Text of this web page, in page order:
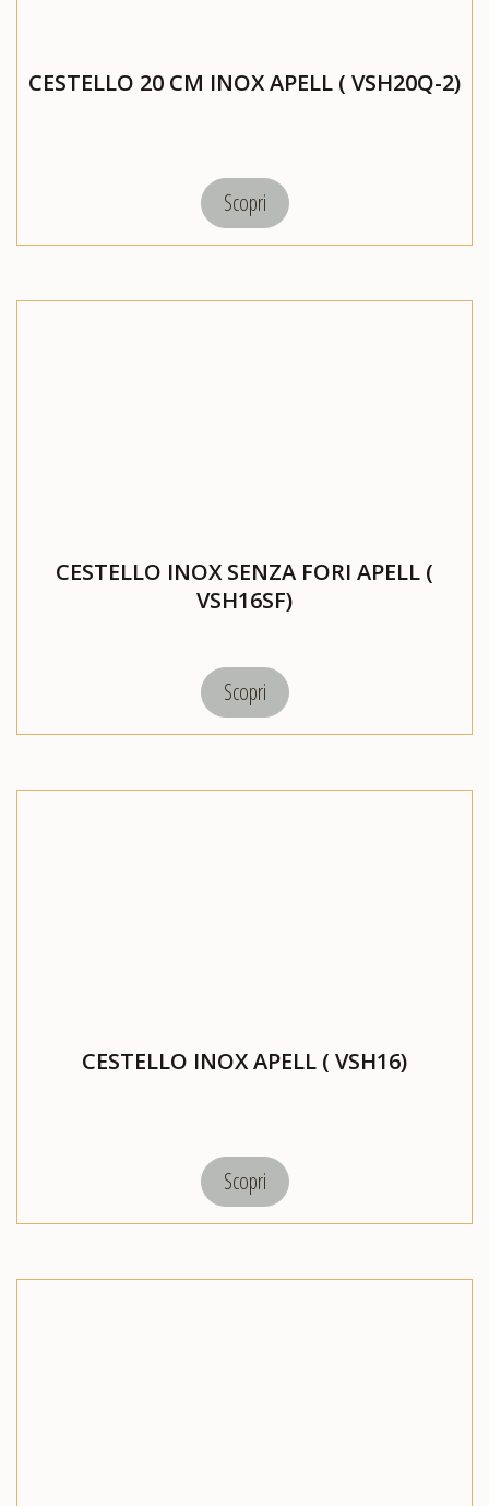
CESTELLO 20 CM INOX APELL ( VSH20Q-2)
Scopri
CESTELLO INOX SENZA FORI APELL (
VSH16SF)
Scopri
CESTELLO INOX APELL ( VSH16)
Scopri